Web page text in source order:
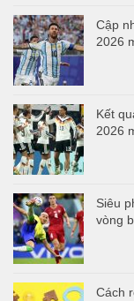
Cập
2026
Kết
2026
Siêu
vòng
Cách